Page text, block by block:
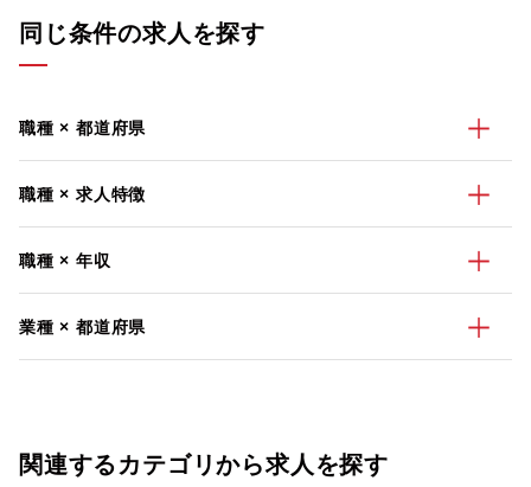
同じ条件の求人を探す
職種 × 都道府県
職種 × 求人特徴
職種 × 年収
業種 × 都道府県
関連するカテゴリから求人を探す